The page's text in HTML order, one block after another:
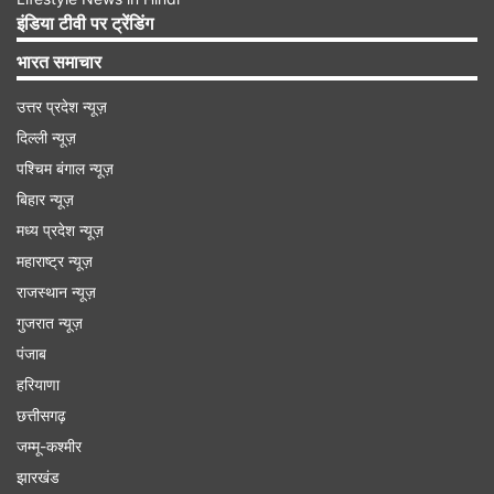
3. सैलरी से कितना प्रतिशत TDS काटा जाता है?
टीडीएस की दरें एक प्रतिशत से शुरू होकर 30 प्रतिशत तक
होती हैं। अगर हम सिर्फ सैलरी पर लगने वाले टीडीएस की बात
करें तो इनकम स्लैब के अनुसार व्यक्ति की कुल कमाई पर 10
इंडिया टीवी पर ट्रेंडिंग
भारत समाचार
उत्तर प्रदेश न्यूज़
दिल्ली न्यूज़
पश्चिम बंगाल न्यूज़
बिहार न्यूज़
मध्य प्रदेश न्यूज़
महाराष्ट्र न्यूज़
राजस्थान न्यूज़
गुजरात न्यूज़
पंजाब
हरियाणा
छत्तीसगढ़
जम्मू-कश्मीर
झारखंड